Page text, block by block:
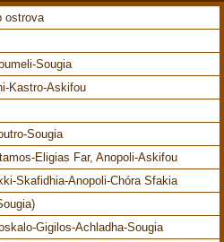
ostrova
Sougia
Kastro-Askifou
Sougia
Eligias Far, Anopoli-Askifou
Skafidhia-Anopoli-Chóra Sfakia
Gigilos-Achladha-Sougia